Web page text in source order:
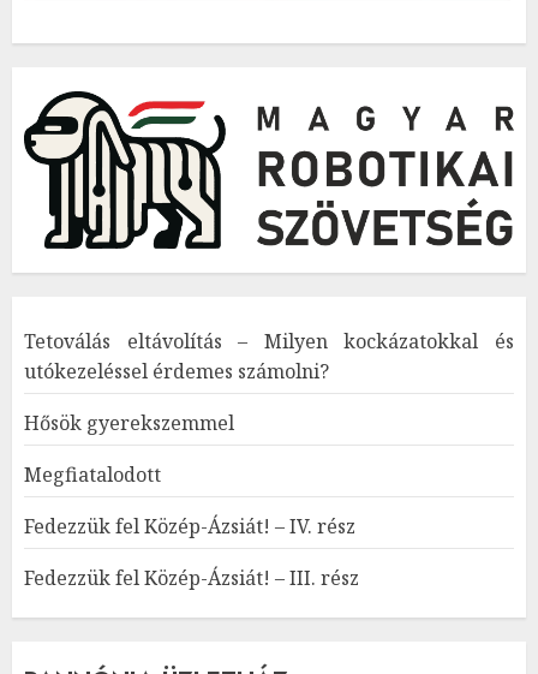
Tetoválás eltávolítás – Milyen kockázatokkal és
utókezeléssel érdemes számolni?
Hősök gyerekszemmel
Megfiatalodott
Fedezzük fel Közép-Ázsiát! – IV. rész
Fedezzük fel Közép-Ázsiát! – III. rész